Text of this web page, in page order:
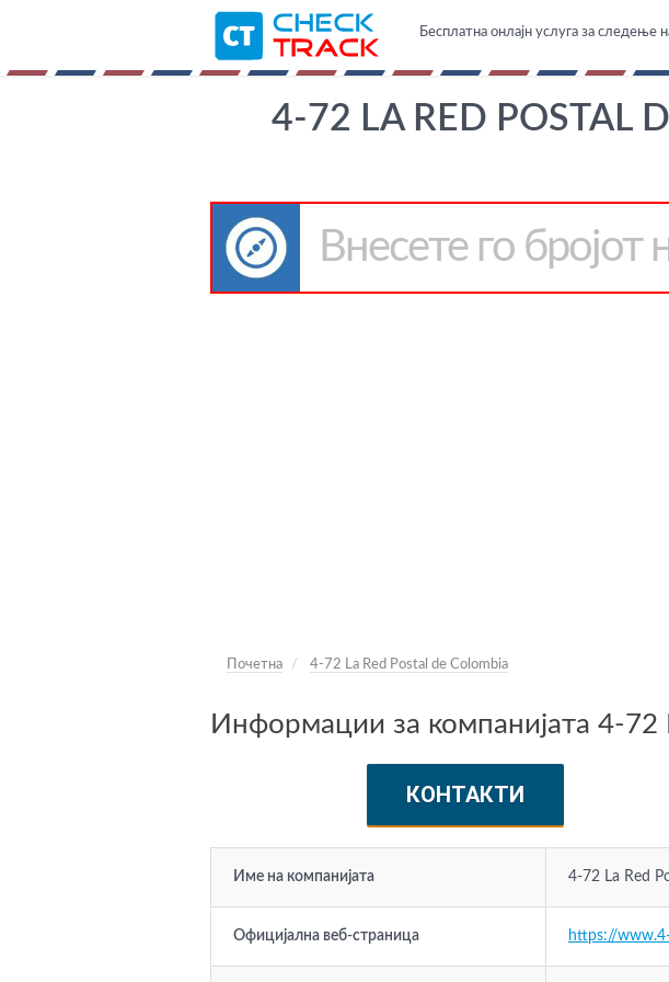
Бесплатна онлајн услуга за следење
4-72 LA RED
Почетна 4-72 La Red Postal de Colombia
Информации за компанијата 4-72
КОНТАКТИ
Име на компанијата 4-72 La Red
Официјална веб-страница https://